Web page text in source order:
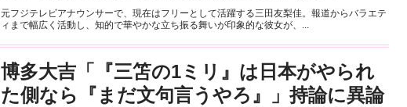
元フジテレビアナウンサーで、現在はフリーとして活躍する三田友梨佳。報道からバラエテ
ィまで幅広く活動し、知的で華やかな立ち振る舞いが印象的な彼女が、...
博多大吉「『三笘の1ミリ』は日本がやられ
た側なら『まだ文句言うやろ』」持論に異論